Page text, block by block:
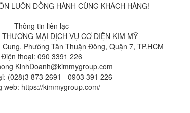
LUÔN ĐỒNG HÀNH CÙNG KHÁCH HÀNG!
Thông tin liên lạc
MẠI DỊCH VỤ CƠ ĐIỆN KIM MỸ
Phường Tân Thuận Đông, Quận 7, TP.HCM
Điện thoại: 090 3391 226
KinhDoanh@kimmygroup.com
(028)3 873 2691 - 0903 391 226
web: https://kimmygroup.com/